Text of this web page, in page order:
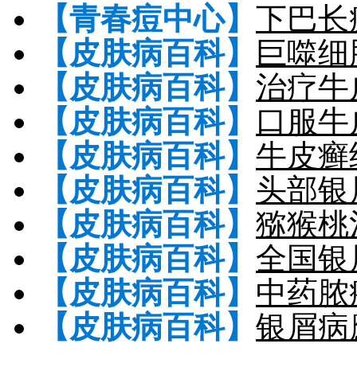
【青春痘中心】 下巴
【皮肤病百科】
巨噬
【皮肤病百科】 治疗
【皮肤病百科】 口服
【皮肤病百科】 牛皮
【皮肤病百科】 头部
【皮肤病百科】 猕猴
【皮肤病百科】 全国
【皮肤病百科】 中药
【皮肤病百科】 银屑病